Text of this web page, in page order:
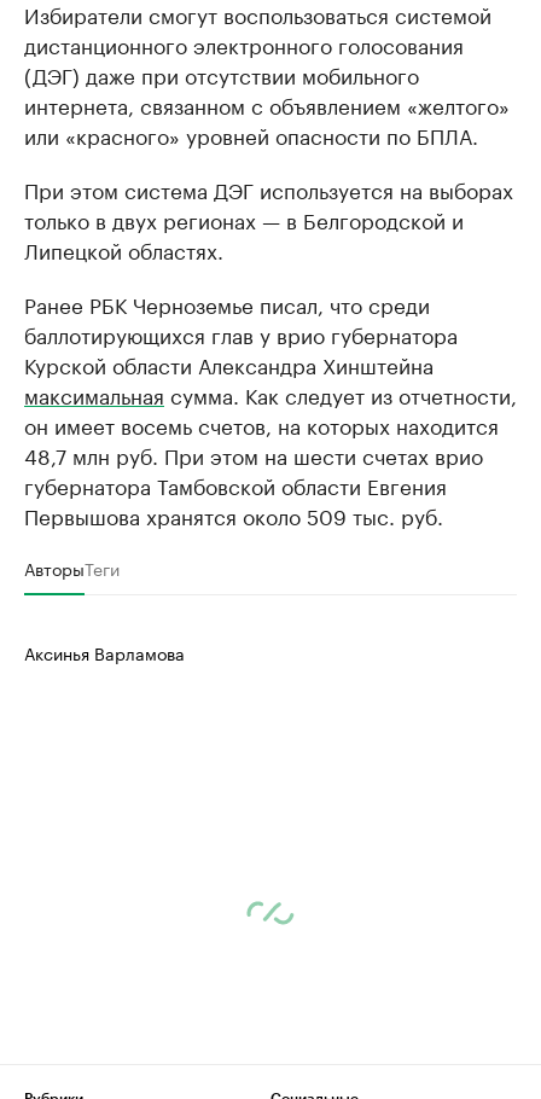
Избиратели смогут воспользоваться системой
дистанционного электронного голосования
(ДЭГ) даже при отсутствии мобильного
интернета, связанном с объявлением «желтого»
или «красного» уровней опасности по БПЛА.
При этом система ДЭГ используется на выборах
только в двух регионах — в Белгородской и
Липецкой областях.
Ранее РБК Черноземье писал, что среди
баллотирующихся глав у врио губернатора
Курской области Александра Хинштейна
максимальная сумма. Как следует из отчетности,
он имеет восемь счетов, на которых находится
48,7 млн руб. При этом на шести счетах врио
губернатора Тамбовской области Евгения
Первышова хранятся около 509 тыс. руб.
АвторыТеги
Аксинья Варламова